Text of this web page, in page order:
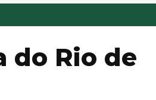
do Rio de